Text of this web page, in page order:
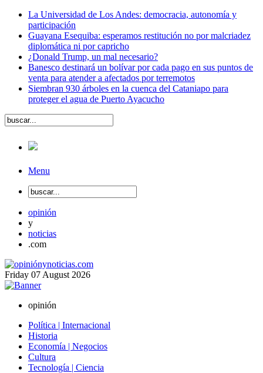
La Universidad de Los Andes: democracia, autonomía y
participación
Guayana Esequiba: esperamos restitución no por malcriadez
diplomática ni por capricho
¿Donald Trump, un mal necesario?
Banesco destinará un bolívar por cada pago en sus puntos de
venta para atender a afectados por terremotos
Siembran 930 árboles en la cuenca del Cataniapo para
proteger el agua de Puerto Ayacucho
Menu
opinión
y
noticias
.com
Friday 07 August 2026
opinión
Política | Internacional
Historia
Economía | Negocios
Cultura
Tecnología | Ciencia